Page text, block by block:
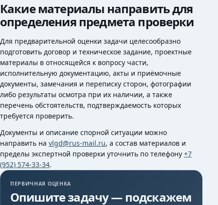
Какие материалы направить для
определения предмета проверки
Для предварительной оценки задачи целесообразно
подготовить договор и техническое задание, проектные
материалы в относящейся к вопросу части,
исполнительную документацию, акты и приёмочные
документы, замечания и переписку сторон, фотографии
либо результаты осмотра при их наличии, а также
перечень обстоятельств, подтверждаемость которых
требуется проверить.
Документы и описание спорной ситуации можно
направить на vlgd@rus-mail.ru, а состав материалов и
пределы экспертной проверки уточнить по телефону +7
(952) 574-33-34.
ПЕРВИЧНАЯ ОЦЕНКА
Опишите задачу — подскажем